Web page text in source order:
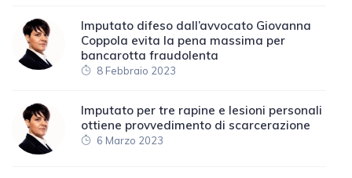
Imputato difeso dall’avvocato Giovanna
Coppola evita la pena massima per
bancarotta fraudolenta
8 Febbraio 2023
Imputato per tre rapine e lesioni personali
ottiene provvedimento di scarcerazione
6 Marzo 2023